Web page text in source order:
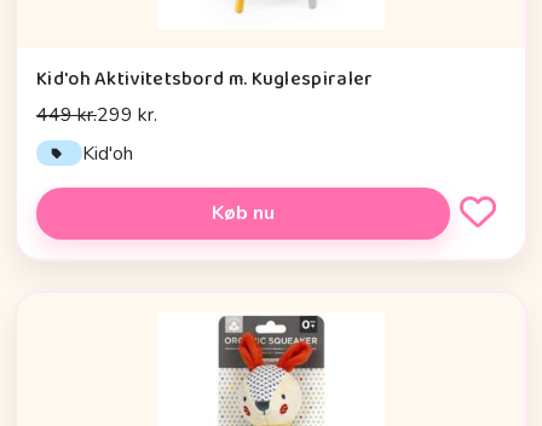
Kid'oh Aktivitetsbord m. Kuglespiraler
449 kr.299 kr.
Kid'oh
Køb nu